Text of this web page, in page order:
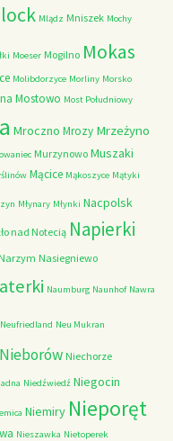
Mlądz Mniszek Mochy
Moeser Mogilno Mokas
Molibdorzyce Morliny Morsko
Mostowo Most Południowy
Mroczno Mrozy Mrzeżyno
Murzynowo Muszaki
Mącice Mąkoszyce Mątyki
Młynary Młynki Nacpolsk
nad Notecią Napierki
Nasiegniewo
Naumburg Naunhof Nawra
Neufriedland Neu Mukran
Nieborów Niechorze
Niedźwiedź Niegocin
Niemiry Nieporęt
Nieszawka Nietoperek